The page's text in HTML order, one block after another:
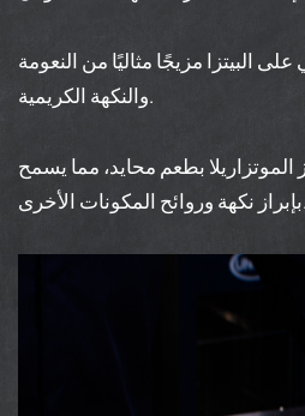
البيتزا مزيجًا مثاليًا من النعومة
والنكهة الكريمية.
الموتزاريلا بطعم محايد، مما يسمح
بإبراز نكهة وروائح المكونات الأخرى.